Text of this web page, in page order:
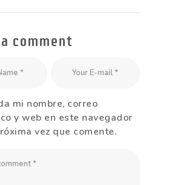
comment
mi nombre, correo
y web en este navegador
vez que comente.